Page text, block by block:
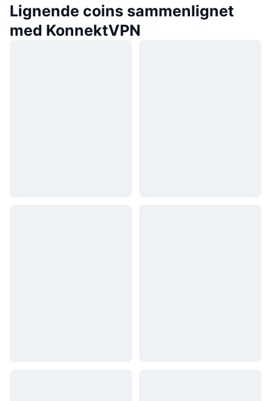
Lignende coins sammenlignet
med KonnektVPN